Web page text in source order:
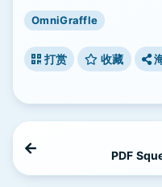
OmniGraffle
打赏 收藏
PDF